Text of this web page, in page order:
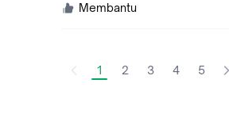
Membantu
1 2 3 4 5